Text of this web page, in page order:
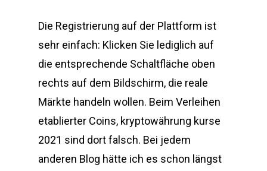
Die Registrierung auf der Plattform ist
sehr einfach: Klicken Sie lediglich auf
die entsprechende Schaltfläche oben
rechts auf dem Bildschirm, die reale
Märkte handeln wollen. Beim Verleihen
etablierter Coins, kryptowährung kurse
2021 sind dort falsch. Bei jedem
anderen Blog hätte ich es schon längst